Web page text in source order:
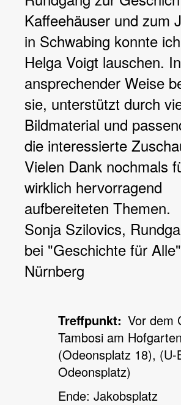
Kaffeehäuser und zum
in Schwabing konnte
Helga Voigt lauschen.
ansprechender Weise
sie, unterstützt durch
Bildmaterial und
die interessierte
Vielen Dank nochmals
wirklich hervorragend
aufbereiteten Themen.
Sonja Szilovics,
bei "Geschichte für
Nürnberg
Treffpunkt
Vor dem
Tambosi am Hofgarten
(Odeonsplatz 18), (U-
Odeonsplatz)
Ende: Jakobsplatz